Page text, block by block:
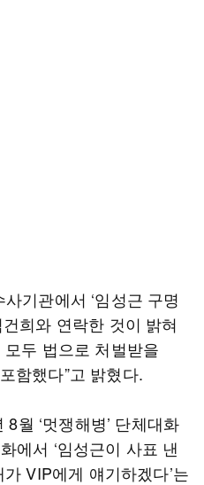
기관에서 ‘임성근 구명
건희와 연락한 것이 밝혀
두 법으로 처벌받을
함했다”고 밝혔다.
월 ‘멋쟁해병’ 단체대화
에서 ‘임성근이 사표 낸
VIP에게 얘기하겠다’는